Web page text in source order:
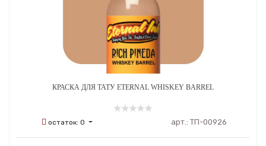
КРАСКА ДЛЯ ТАТУ ETERNAL WHISKEY BARREL
остаток: 0 арт.: ТП-00926